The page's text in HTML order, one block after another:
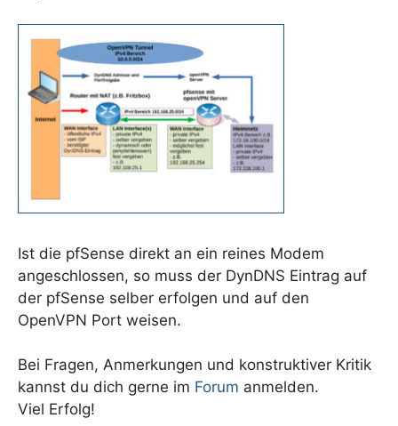
Ist die pfSense direkt an ein reines Modem
angeschlossen, so muss der DynDNS Eintrag auf
der pfSense selber erfolgen und auf den
OpenVPN Port weisen.
Bei Fragen, Anmerkungen und konstruktiver Kritik
kannst du dich gerne im Forum anmelden.
Viel Erfolg!